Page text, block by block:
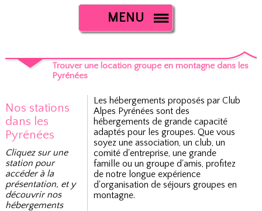
MENU
Trouver une location groupe en montagne dans les
Pyrénées
Nos stations
dans les
Pyrénées
Cliquez sur une
station pour
accéder à la
présentation, et y
découvrir nos
hébergements
Les hébergements proposés par Club
Alpes Pyrénées sont des
hébergements de grande capacité
adaptés pour les groupes. Que vous
soyez une association, un club, un
comité d'entreprise, une grande
famille ou un groupe d'amis, profitez
de notre longue expérience
d'organisation de séjours groupes en
montagne.